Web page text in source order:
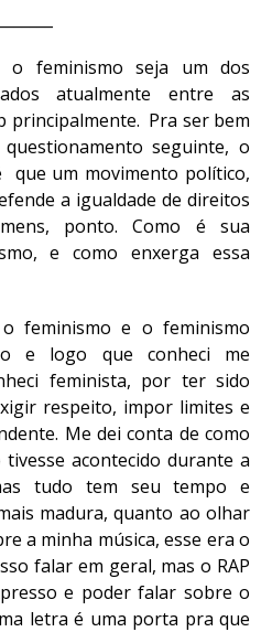
o feminismo seja um dos
atualmente entre as
principalmente. Pra ser bem
seguinte, o
um movimento político,
a igualdade de direitos
ponto. Como é sua
e como enxerga essa
feminismo e o feminismo
e logo que conheci me
feminista, por ter sido
respeito, impor limites e
Me dei conta de como
acontecido durante a
tudo tem seu tempo e
madura, quanto ao olhar
a minha música, esse era o
falar em geral, mas o RAP
e poder falar sobre o
letra é uma porta pra que